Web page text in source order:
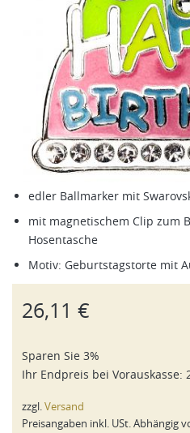
edler Ballmarker mit
mit magnetischem Clip zum
Hosentasche
Motiv: Geburtstagstorte mit
26,11 €
Sparen Sie 3%
Ihr Endpreis bei Vorauskasse:
zzgl.Versand
Preisangaben inkl. USt. Abhängig